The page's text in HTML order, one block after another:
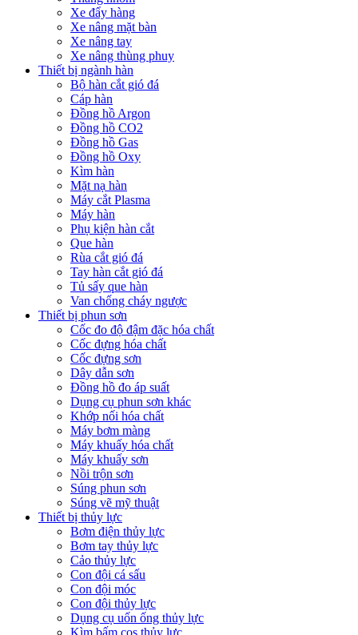
Xe đẩy hàng
Xe nâng mặt bàn
Xe nâng tay
Xe nâng thùng phuy
Thiết bị ngành hàn
Bộ hàn cắt gió đá
Cáp hàn
Đồng hồ Argon
Đồng hồ CO2
Đồng hồ Gas
Đồng hồ Oxy
Kìm hàn
Mặt nạ hàn
Máy cắt Plasma
Máy hàn
Phụ kiện hàn cắt
Que hàn
Rùa cắt gió đá
Tay hàn cắt gió đá
Tủ sấy que hàn
Van chống cháy ngược
Thiết bị phun sơn
Cốc đo độ đậm đặc hóa chất
Cốc đựng hóa chất
Cốc đựng sơn
Dây dẫn sơn
Đồng hồ đo áp suất
Dụng cụ phun sơn khác
Khớp nối hóa chất
Máy bơm màng
Máy khuấy hóa chất
Máy khuấy sơn
Nồi trộn sơn
Súng phun sơn
Súng vẽ mỹ thuật
Thiết bị thủy lực
Bơm điện thủy lực
Bơm tay thủy lực
Cảo thủy lực
Con đội cá sấu
Con đội móc
Con đội thủy lực
Dụng cụ uốn ống thủy lực
Kìm bấm cos thủy lực